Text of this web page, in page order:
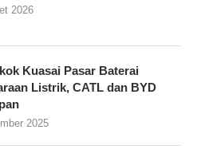
2026
Kuasai Pasar Baterai
Listrik, CATL dan BYD
2025